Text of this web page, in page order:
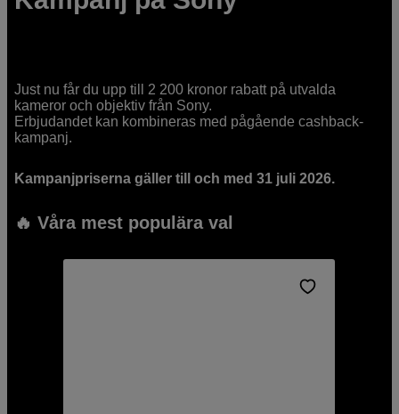
Just nu får du upp till 2 200 kronor rabatt på utvalda
kameror och objektiv från Sony.
Erbjudandet kan kombineras med pågående cashback-
kampanj.
Kampanjpriserna gäller till och med 31 juli 2026.
🔥 Våra mest populära val